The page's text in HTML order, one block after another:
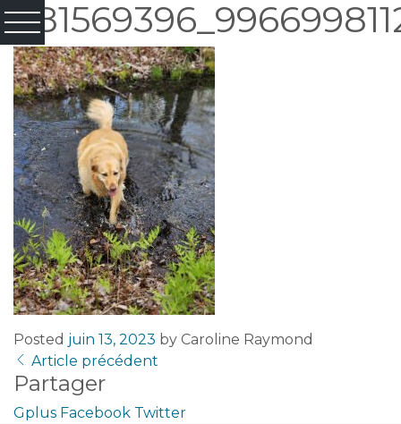
Posted juin 13, 2023 by Caroline Raymond
Article précédent
Partager
Gplus Facebook Twitter